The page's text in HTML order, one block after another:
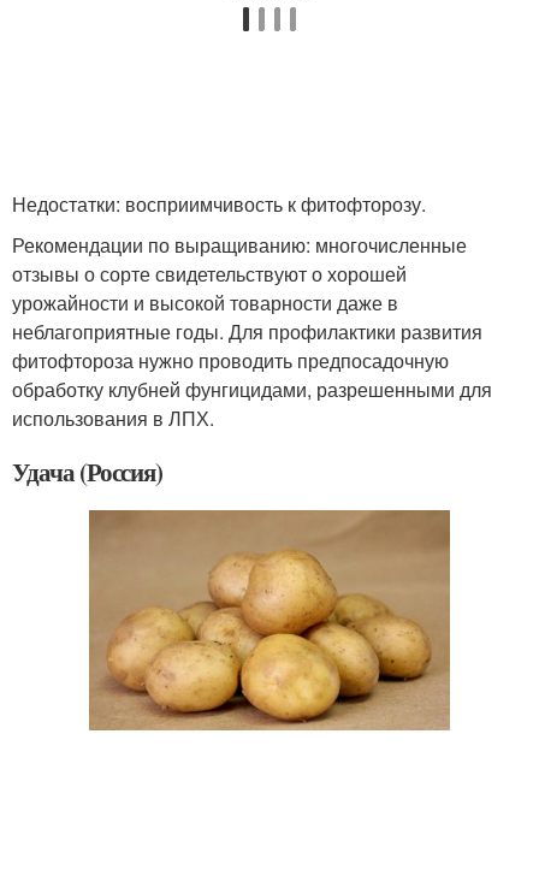
Недостатки: восприимчивость к фитофторозу.
Рекомендации по выращиванию: многочисленные
отзывы о сорте свидетельствуют о хорошей
урожайности и высокой товарности даже в
неблагоприятные годы. Для профилактики развития
фитофтороза нужно проводить предпосадочную
обработку клубней фунгицидами, разрешенными для
использования в ЛПХ.
Удача (Россия)